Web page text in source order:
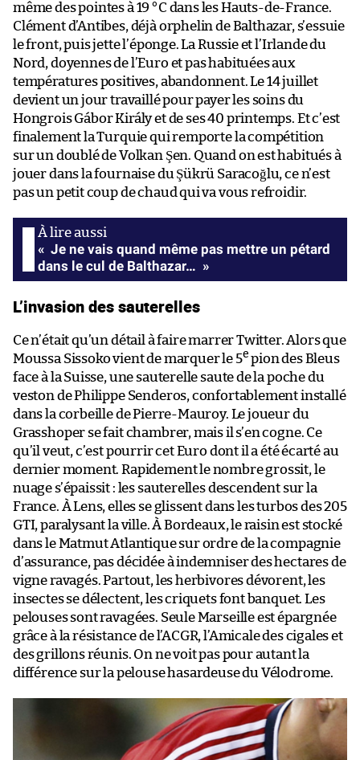
même des pointes à 19 °C dans les Hauts-de-France.
Clément d’Antibes, déjà orphelin de Balthazar, s’essuie
le front, puis jette l’éponge. La Russie et l’Irlande du
Nord, doyennes de l’Euro et pas habituées aux
températures positives, abandonnent. Le 14 juillet
devient un jour travaillé pour payer les soins du
Hongrois Gábor Király et de ses 40 printemps. Et c’est
finalement la Turquie qui remporte la compétition
sur un doublé de Volkan Şen. Quand on est habitués à
jouer dans la fournaise du Şükrü Saracoğlu, ce n’est
pas un petit coup de chaud qui va vous refroidir.
« Je ne vais quand même pas mettre un pétard
dans le cul de Balthazar… »
L’invasion des sauterelles
Ce n’était qu’un détail à faire marrer Twitter. Alors que
Moussa Sissoko vient de marquer le 5e pion des Bleus
face à la Suisse, une sauterelle saute de la poche du
veston de Philippe Senderos, confortablement installé
dans la corbeille de Pierre-Mauroy. Le joueur du
Grasshoper se fait chambrer, mais il s’en cogne. Ce
qu’il veut, c’est pourrir cet Euro dont il a été écarté au
dernier moment. Rapidement le nombre grossit, le
nuage s’épaissit : les sauterelles descendent sur la
France. À Lens, elles se glissent dans les turbos des 205
GTI, paralysant la ville. À Bordeaux, le raisin est stocké
dans le Matmut Atlantique sur ordre de la compagnie
d’assurance, pas décidée à indemniser des hectares de
vigne ravagés. Partout, les herbivores dévorent, les
insectes se délectent, les criquets font banquet. Les
pelouses sont ravagées. Seule Marseille est épargnée
grâce à la résistance de l’ACGR, l’Amicale des cigales et
des grillons réunis. On ne voit pas pour autant la
différence sur la pelouse hasardeuse du Vélodrome.